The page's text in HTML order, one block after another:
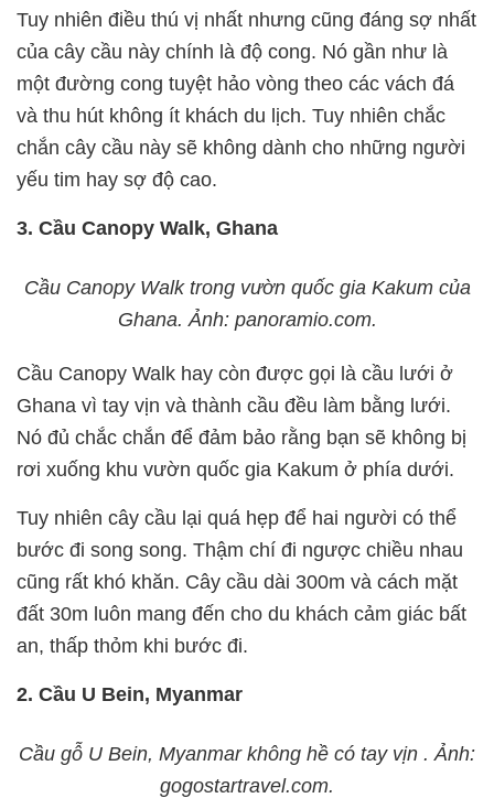
Tuy nhiên điều thú vị nhất nhưng cũng đáng sợ nhất
của cây cầu này chính là độ cong. Nó gần như là
một đường cong tuyệt hảo vòng theo các vách đá
và thu hút không ít khách du lịch. Tuy nhiên chắc
chắn cây cầu này sẽ không dành cho những người
yếu tim hay sợ độ cao.
3. Cầu Canopy Walk, Ghana
Cầu Canopy Walk trong vườn quốc gia Kakum của
Ghana. Ảnh: panoramio.com.
Cầu Canopy Walk hay còn được gọi là cầu lưới ở
Ghana vì tay vịn và thành cầu đều làm bằng lưới.
Nó đủ chắc chắn để đảm bảo rằng bạn sẽ không bị
rơi xuống khu vườn quốc gia Kakum ở phía dưới.
Tuy nhiên cây cầu lại quá hẹp để hai người có thể
bước đi song song. Thậm chí đi ngược chiều nhau
cũng rất khó khăn. Cây cầu dài 300m và cách mặt
đất 30m luôn mang đến cho du khách cảm giác bất
an, thấp thỏm khi bước đi.
2. Cầu U Bein, Myanmar
Cầu gỗ U Bein, Myanmar không hề có tay vịn . Ảnh:
gogostartravel.com.